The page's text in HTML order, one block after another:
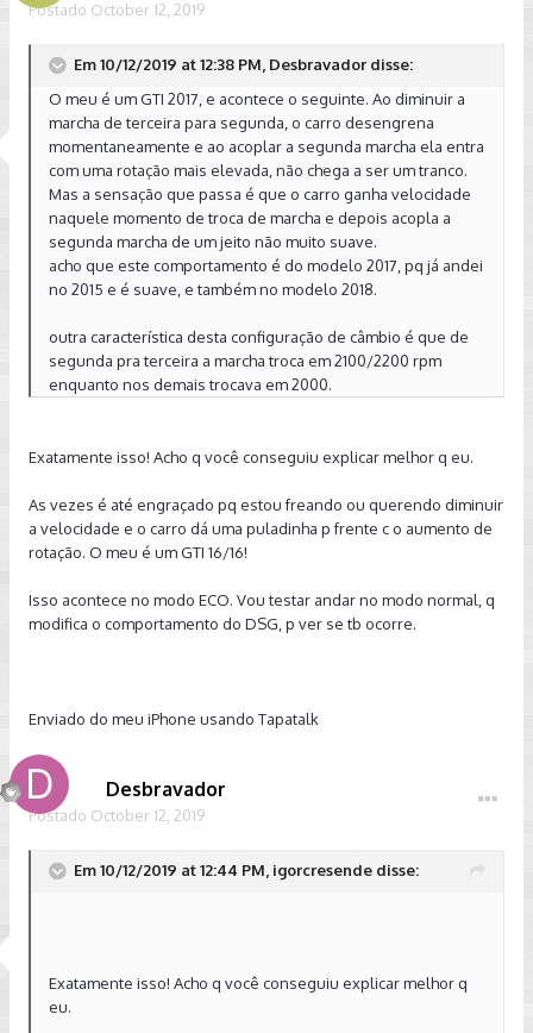
Postado October 12, 2019
Em 10/12/2019 at 12:38 PM, Desbravador disse:
O meu é um GTI 2017, e acontece o seguinte. Ao diminuir a
marcha de terceira para segunda, o carro desengrena
momentaneamente e ao acoplar a segunda marcha ela entra
com uma rotação mais elevada, não chega a ser um tranco.
Mas a sensação que passa é que o carro ganha velocidade
naquele momento de troca de marcha e depois acopla a
segunda marcha de um jeito não muito suave.
acho que este comportamento é do modelo 2017, pq já andei
no 2015 e é suave, e também no modelo 2018.
outra característica desta configuração de câmbio é que de
segunda pra terceira a marcha troca em 2100/2200 rpm
enquanto nos demais trocava em 2000.
Exatamente isso! Acho q você conseguiu explicar melhor q eu.
As vezes é até engraçado pq estou freando ou querendo diminuir
a velocidade e o carro dá uma puladinha p frente c o aumento de
rotação. O meu é um GTI 16/16!
Isso acontece no modo ECO. Vou testar andar no modo normal, q
modifica o comportamento do DSG, p ver se tb ocorre.
Enviado do meu iPhone usando Tapatalk
Desbravador
Postado October 12, 2019
Em 10/12/2019 at 12:44 PM, igorcresende disse:
Exatamente isso! Acho q você conseguiu explicar melhor q
eu.